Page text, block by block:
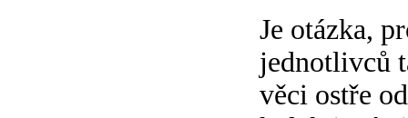
Je otázka,
jednotlivců
věci ostře